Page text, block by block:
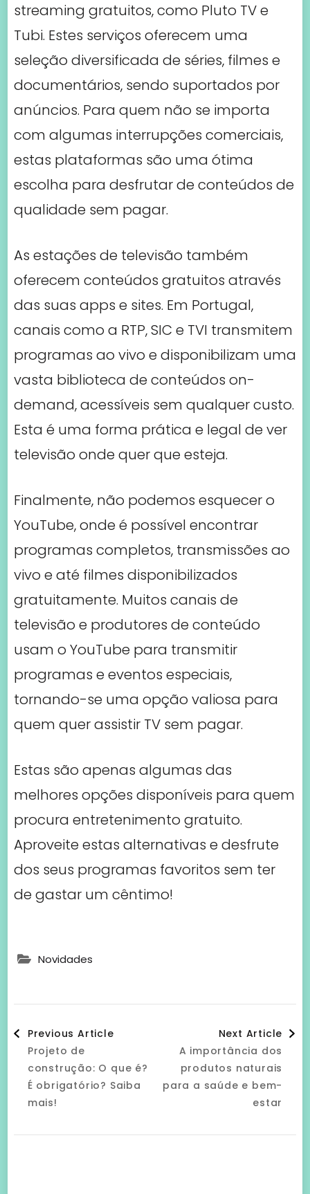
streaming gratuitos, como Pluto TV e
Tubi. Estes serviços oferecem uma
seleção diversificada de séries, filmes e
documentários, sendo suportados por
anúncios. Para quem não se importa
com algumas interrupções comerciais,
estas plataformas são uma ótima
escolha para desfrutar de conteúdos de
qualidade sem pagar.
As estações de televisão também
oferecem conteúdos gratuitos através
das suas apps e sites. Em Portugal,
canais como a RTP, SIC e TVI transmitem
programas ao vivo e disponibilizam uma
vasta biblioteca de conteúdos on-
demand, acessíveis sem qualquer custo.
Esta é uma forma prática e legal de ver
televisão onde quer que esteja.
Finalmente, não podemos esquecer o
YouTube, onde é possível encontrar
programas completos, transmissões ao
vivo e até filmes disponibilizados
gratuitamente. Muitos canais de
televisão e produtores de conteúdo
usam o YouTube para transmitir
programas e eventos especiais,
tornando-se uma opção valiosa para
quem quer assistir TV sem pagar.
Estas são apenas algumas das
melhores opções disponíveis para quem
procura entretenimento gratuito.
Aproveite estas alternativas e desfrute
dos seus programas favoritos sem ter
de gastar um cêntimo!
Novidades
Post
Navigation
Previous Article
Projeto de
construção: O que é?
É obrigatório? Saiba
mais!
Next Article
A importância dos
produtos naturais
para a saúde e bem-
estar